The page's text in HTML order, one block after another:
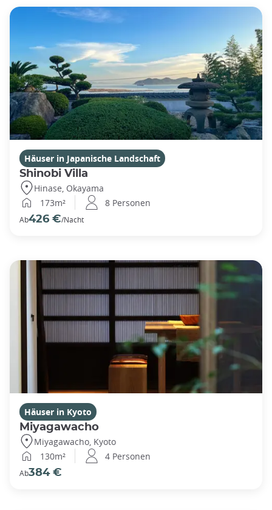
Häuser in Japanische Landschaft
Shinobi Villa
Hinase, Okayama
173m²
8 Personen
Ab426 €/Nacht
Häuser in Kyoto
Miyagawacho
Miyagawacho, Kyoto
130m²
4 Personen
Ab384 €